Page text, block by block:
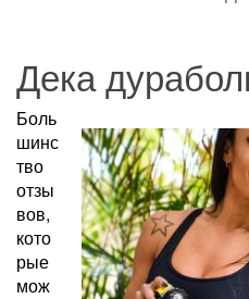
Дека
Боль
шинс
тво
отзы
вов,
кото
рые
мож